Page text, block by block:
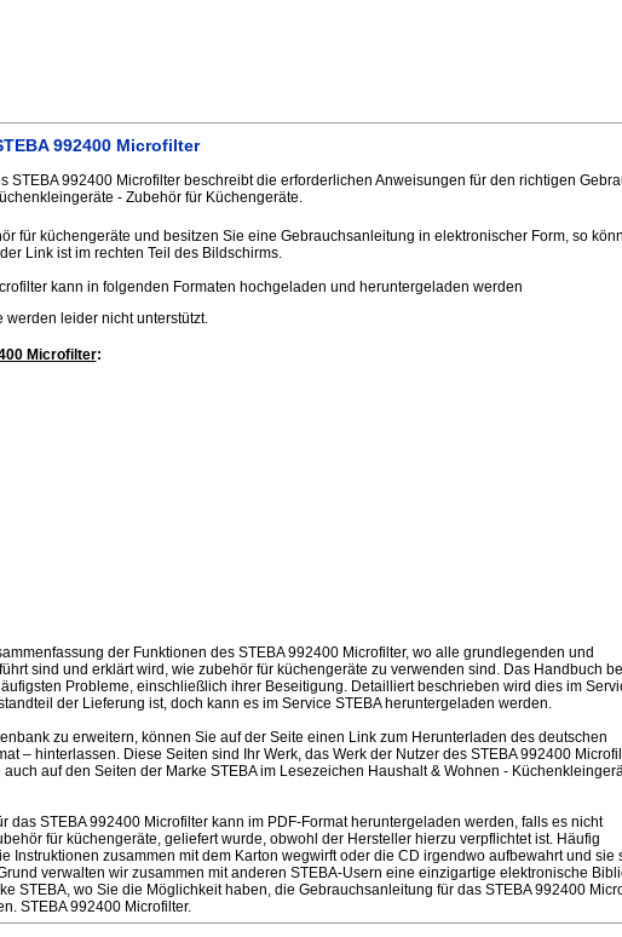
992400 Microfilter
STEBA 992400 Microfilter beschreibt die erforderlichen Anweisungen für den richtigen
- Zubehör für Küchengeräte.
für küchengeräte und besitzen Sie eine Gebrauchsanleitung in elektronischer Form, so
Link ist im rechten Teil des Bildschirms.
kann in folgenden Formaten hochgeladen und heruntergeladen werden
werden leider nicht unterstützt.
Microfilter:
der Funktionen des STEBA 992400 Microfilter, wo alle grundlegenden und
sind und erklärt wird, wie zubehör für küchengeräte zu verwenden sind. Das Handbuch
Probleme, einschließlich ihrer Beseitigung. Detailliert beschrieben wird dies im
der Lieferung ist, doch kann es im Service STEBA heruntergeladen werden.
zu erweitern, können Sie auf der Seite einen Link zum Herunterladen des deutschen
– hinterlassen. Diese Seiten sind Ihr Werk, das Werk der Nutzer des STEBA 992400
auf den Seiten der Marke STEBA im Lesezeichen Haushalt & Wohnen -
das STEBA 992400 Microfilter kann im PDF-Format heruntergeladen werden, falls es nicht
für küchengeräte, geliefert wurde, obwohl der Hersteller hierzu verpflichtet ist. Häufig
Instruktionen zusammen mit dem Karton wegwirft oder die CD irgendwo aufbewahrt und sie
verwalten wir zusammen mit anderen STEBA-Usern eine einzigartige elektronische
STEBA, wo Sie die Möglichkeit haben, die Gebrauchsanleitung für das STEBA 992400
STEBA 992400 Microfilter.